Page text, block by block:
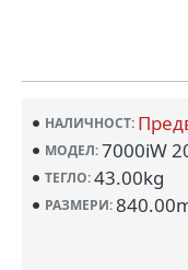
НАЛИЧНОСТ:
МОДЕЛ:7000iW
ТЕГЛО:43.00kg
РАЗМЕРИ: